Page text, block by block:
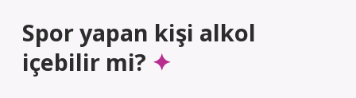
Spor yapan kişi alkol
içebilir mi?